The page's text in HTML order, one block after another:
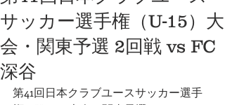
サッカー選手権（U-15）大
会・関東予選 2回戦 vs FC
深谷
第41回日本クラブユースサッカー選手